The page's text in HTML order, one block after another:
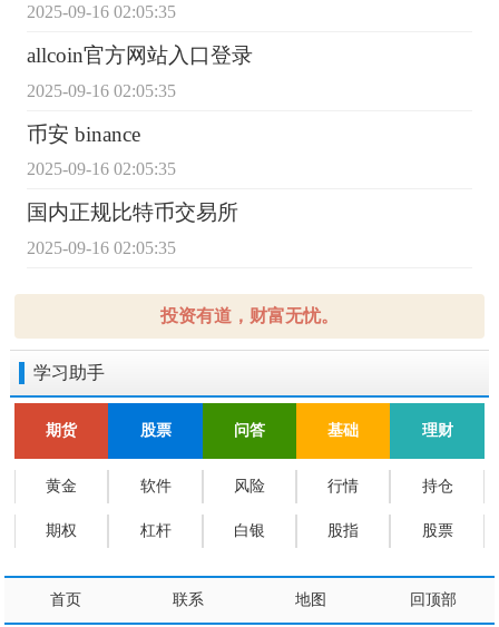
2025-09-16 02:05:35
allcoin官方网站入口登录
2025-09-16 02:05:35
币安 binance
2025-09-16 02:05:35
国内正规比特币交易所
2025-09-16 02:05:35
投资有道，财富无忧。
学习助手
期货 股票 问答 基础 理财
黄金 软件 风险 行情 持仓
期权 杠杆 白银 股指 股票
首页 联系 地图 回顶部